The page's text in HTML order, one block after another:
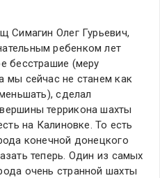
Симагин Олег Гурьевич,
ребенком лет
бесстрашие (меру
мы сейчас не станем как
сделал
террикона шахты
на Калиновке. То есть
конечной донецкого
теперь. Один из самых
очень странной шахты